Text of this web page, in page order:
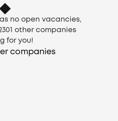
no open vacancies,
other companies
for you!
companies